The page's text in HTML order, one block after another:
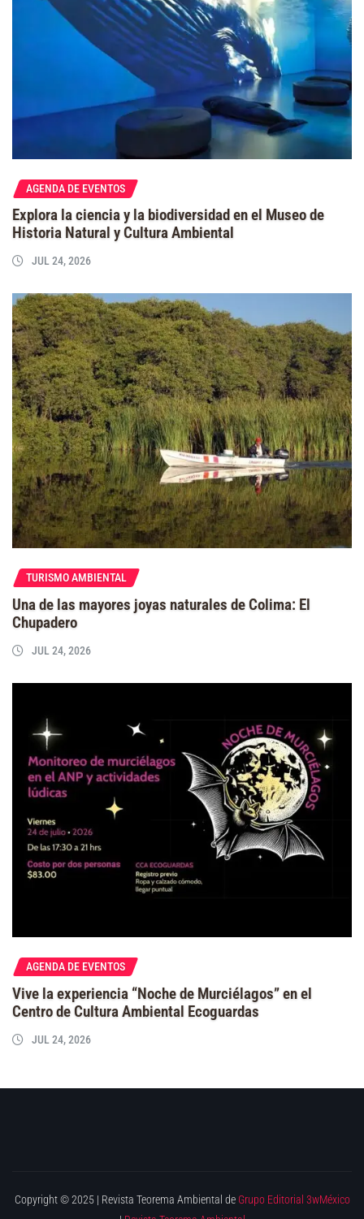
AGENDA DE EVENTOS
Explora la ciencia y la biodiversidad en el Museo de
Historia Natural y Cultura Ambiental
JUL 24, 2026
TURISMO AMBIENTAL
Una de las mayores joyas naturales de Colima: El
Chupadero
JUL 24, 2026
AGENDA DE EVENTOS
Vive la experiencia “Noche de Murciélagos” en el
Centro de Cultura Ambiental Ecoguardas
JUL 24, 2026
Copyright © 2025 | Revista Teorema Ambiental de Grupo Editorial 3wMéxico